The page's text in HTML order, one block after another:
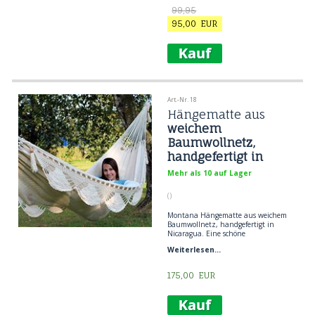
Spreizstab aus exotischem Holz und
verziert mit Quasten.
99,95
95,00 EUR
Art.-Nr. 18
Hängematte aus
weichem
Baumwollnetz,
handgefertigt in
Nicaragua
Mehr als 10 auf Lager
()
Montana Hängematte aus weichem
Baumwollnetz, handgefertigt in
Nicaragua. Eine schöne
Baumwolle. Klassische Hängematte
Borte und Dekos. Eine sehr
funktionelle Hängematte in der man
Hängemattentragfähigkeit 300 kg.
Die Hängematte wird für 1-2
Weiterlesen...
175,00 EUR